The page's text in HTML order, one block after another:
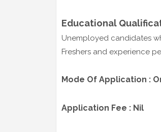
Educational
Unemployed candidates
Freshers and experience
Mode Of Application :
Application Fee : Nil